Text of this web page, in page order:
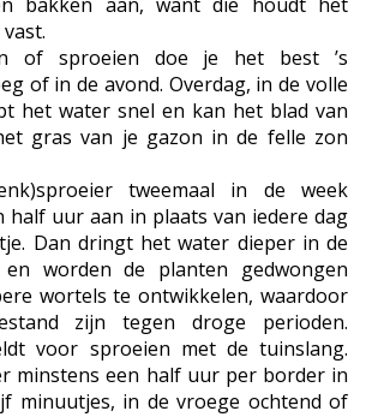
bakken aan, want die houdt het
of sproeien doe je het best ’s
of in de avond. Overdag, in de volle
het water snel en kan het blad van
gras van je gazon in de felle zon
tweemaal in de week
half uur aan in plaats van iedere dag
Dan dringt het water dieper in de
worden de planten gedwongen
wortels te ontwikkelen, waardoor
zijn tegen droge perioden.
voor sproeien met de tuinslang.
minstens een half uur per border in
minuutjes, in de vroege ochtend of